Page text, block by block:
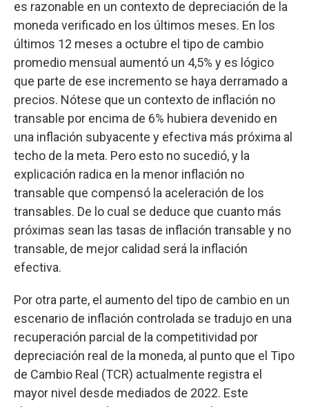
es razonable en un contexto de depreciación de la
moneda verificado en los últimos meses. En los
últimos 12 meses a octubre el tipo de cambio
promedio mensual aumentó un 4,5% y es lógico
que parte de ese incremento se haya derramado a
precios. Nótese que un contexto de inflación no
transable por encima de 6% hubiera devenido en
una inflación subyacente y efectiva más próxima al
techo de la meta. Pero esto no sucedió, y la
explicación radica en la menor inflación no
transable que compensó la aceleración de los
transables. De lo cual se deduce que cuanto más
próximas sean las tasas de inflación transable y no
transable, de mejor calidad será la inflación
efectiva.
Por otra parte, el aumento del tipo de cambio en un
escenario de inflación controlada se tradujo en una
recuperación parcial de la competitividad por
depreciación real de la moneda, al punto que el Tipo
de Cambio Real (TCR) actualmente registra el
mayor nivel desde mediados de 2022. Este